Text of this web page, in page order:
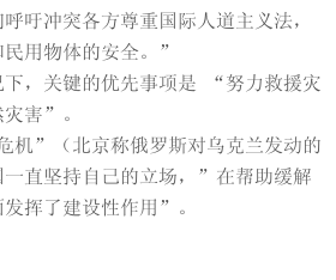
吁冲突各方尊重国际人道主义法，
用物体的安全。”
下，关键的优先事项是 “努力救援灾
灾害”。
机”（北京称俄罗斯对乌克兰发动的
一直坚持自己的立场，”在帮助缓解
挥了建设性作用”。